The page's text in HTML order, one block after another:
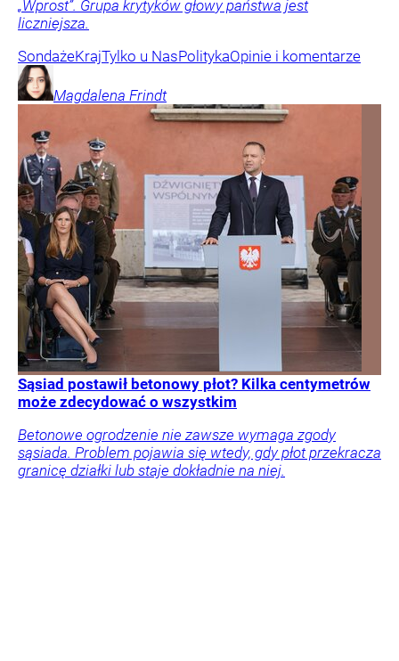
„Wprost”. Grupa krytyków głowy państwa jest
liczniejsza.
SondażeKrajTylko u NasPolitykaOpinie i komentarze
Magdalena Frindt
Sąsiad postawił betonowy płot? Kilka centymetrów
może zdecydować o wszystkim
Betonowe ogrodzenie nie zawsze wymaga zgody
sąsiada. Problem pojawia się wtedy, gdy płot przekracza
granicę działki lub staje dokładnie na niej.